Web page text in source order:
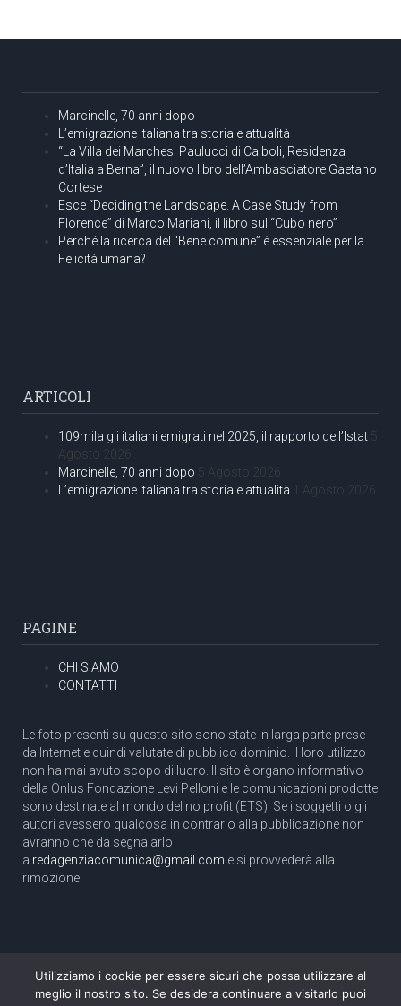
Marcinelle, 70 anni dopo
L’emigrazione italiana tra storia e attualità
“La Villa dei Marchesi Paulucci di Calboli, Residenza
d’Italia a Berna”, il nuovo libro dell’Ambasciatore Gaetano
Cortese
Esce “Deciding the Landscape. A Case Study from
Florence” di Marco Mariani, il libro sul “Cubo nero”
Perché la ricerca del “Bene comune” è essenziale per la
Felicità umana?
ARTICOLI
109mila gli italiani emigrati nel 2025, il rapporto dell’Istat 5
Agosto 2026
Marcinelle, 70 anni dopo 5 Agosto 2026
L’emigrazione italiana tra storia e attualità 1 Agosto 2026
PAGINE
CHI SIAMO
CONTATTI
Le foto presenti su questo sito sono state in larga parte prese
da Internet e quindi valutate di pubblico dominio. Il loro utilizzo
non ha mai avuto scopo di lucro. Il sito è organo informativo
della Onlus Fondazione Levi Pelloni e le comunicazioni prodotte
sono destinate al mondo del no profit (ETS). Se i soggetti o gli
autori avessero qualcosa in contrario alla pubblicazione non
avranno che da segnalarlo
a redagenziacomunica@gmail.com e si provvederà alla
rimozione.
Copyright 2003 com.unica - Tutti i diritti riservati
Utilizziamo i cookie per essere sicuri che possa utilizzare al
meglio il nostro sito. Se desidera continuare a visitarlo puoi